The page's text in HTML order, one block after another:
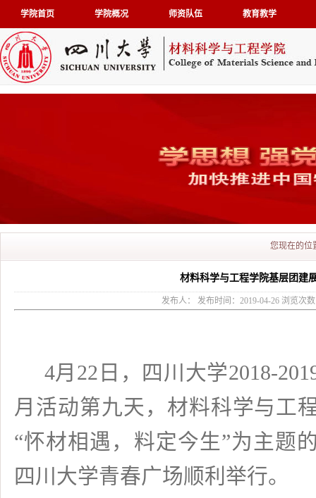
学院首页 学院概况 师资队伍 教育教学
您现在的位
材料科学与工程学院基层团建
发布人： 发布时间：2019-04-26 浏览次
4月 22 日，四川大学2018-
月活动第九天，材料科学与工
“怀材相遇，料定今生”为主题
四川大学青春广场顺利举行。